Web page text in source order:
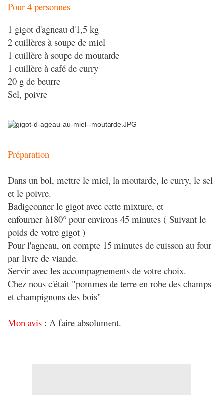
Pour 4 personnes
1 gigot d'agneau d'1,5 kg
2 cuillères à soupe de miel
1 cuillère à soupe de moutarde
1 cuillère à café de curry
20 g de beurre
Sel, poivre
Préparation
Dans un bol, mettre le miel, la moutarde, le curry, le sel
et le poivre.
Badigeonner le gigot avec cette mixture, et
enfourner à180° pour environs 45 minutes ( Suivant le
poids de votre gigot )
Pour l'agneau, on compte 15 minutes de cuisson au four
par livre de viande.
Servir avec les accompagnements de votre choix.
Chez nous c'était "pommes de terre en robe des champs
et champignons des bois"
Mon avis : A faire absolument.